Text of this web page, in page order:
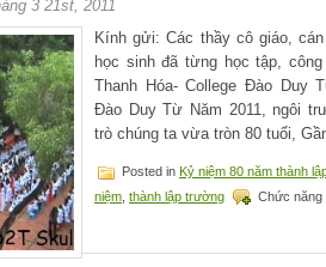
80
năm
thành
lập
trường
3 21st, 2011
Kính gửi: Các thầy cô giáo,
học sinh đã từng học tập,
Thanh Hóa- College Đào Duy
Đào Duy Từ Năm 2011, ngôi
trò chúng ta vừa tròn 80 tuổi,
Posted in Kỷ niệm 80 năm thành
niệm thành lập trường Chức năng